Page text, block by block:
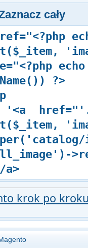
cały
echo
?>
'<a
a>
krok po